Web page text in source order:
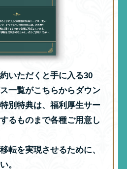
いただくと手に入る30
一覧がこちらからダウン
別特典は、福利厚生サー
るものまで各種ご用意し
転を実現させるために、
。